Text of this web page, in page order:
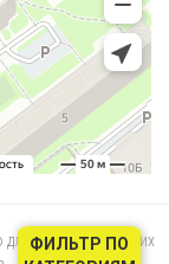
лиц, не достигших
ФИЛЬТР ПО